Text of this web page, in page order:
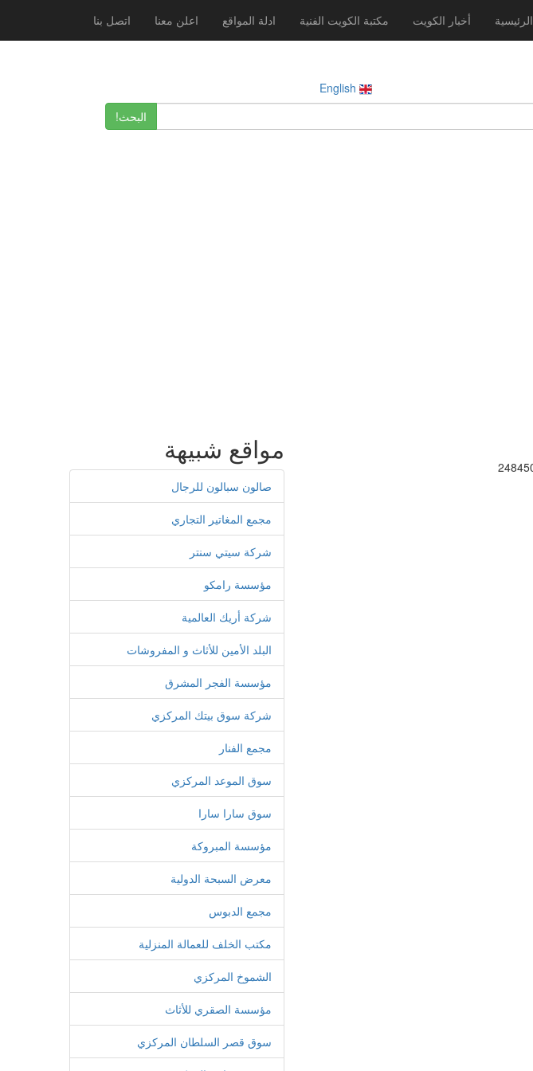
الرئيسية أخبار الكويت مكتبة الكويت الفنية ادلة المواقع اعلن معنا اتصل بنا
البحث!
مواقع شبيهة
صالون سبالون للرجال
مجمع المغاتير التجاري
شركة سيتي سنتر
مؤسسة رامكو
شركة أريك العالمية
البلد الأمين للأثاث و المفروشات
مؤسسة الفجر المشرق
شركة سوق بيتك المركزي
مجمع الفنار
سوق الموعد المركزي
سوق سارا سارا
مؤسسة المبروكة
معرض السبحة الدولية
مجمع الدبوس
مكتب الخلف للعمالة المنزلية
الشموخ المركزي
مؤسسة الصقري للأثاث
سوق قصر السلطان المركزي